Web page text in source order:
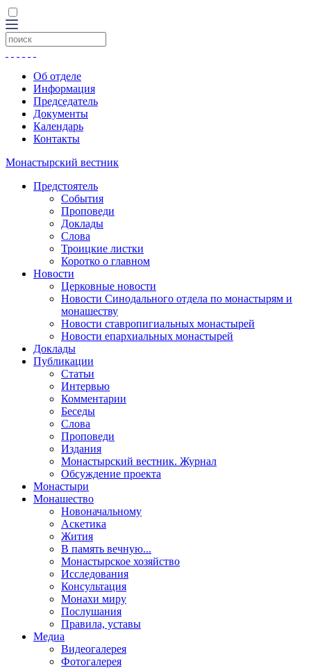
Об отделе
Информация
Председатель
Документы
Календарь
Контакты
Монастырский вестник
Предстоятель
События
Проповеди
Доклады
Слова
Троицкие листки
Коротко о главном
Новости
Церковные новости
Новости Синодального отдела по монастырям и
монашеству
Новости ставропигиальных монастырей
Новости епархиальных монастырей
Доклады
Публикации
Статьи
Интервью
Комментарии
Беседы
Слова
Проповеди
Издания
Монастырский вестник. Журнал
Обсуждение проекта
Монастыри
Монашество
Новоначальному
Аскетика
Жития
В память вечную...
Монастырское хозяйство
Исследования
Консультация
Монахи миру
Послушания
Правила, уставы
Медиа
Видеогалерея
Фотогалерея